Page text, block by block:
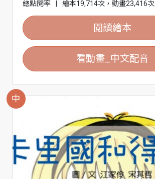
總點閱率 繪本19,714次，動畫23,416次
閱讀繪本
看動畫_中文配音
中